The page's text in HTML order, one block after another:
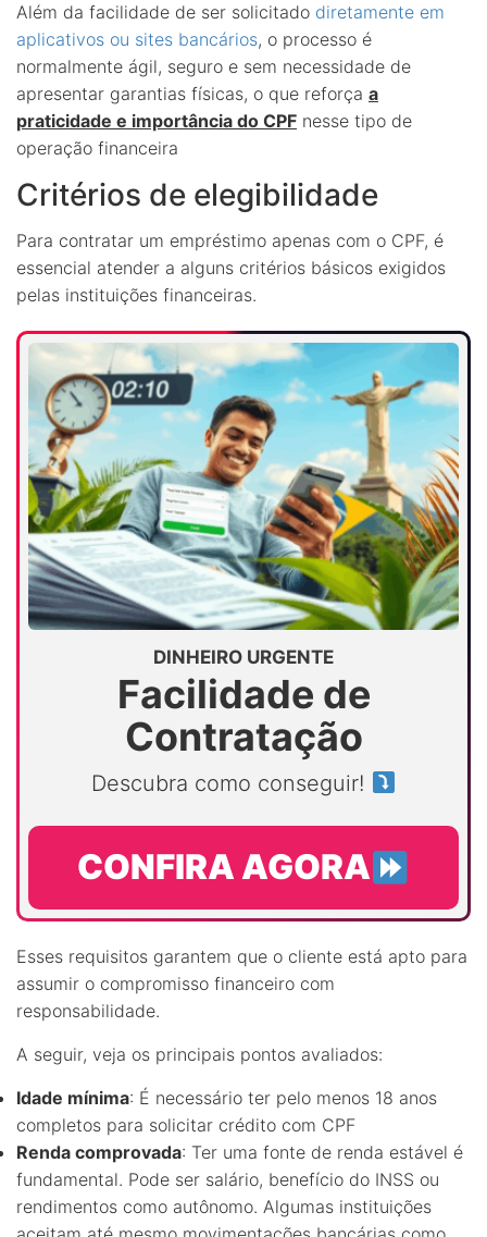
Além da facilidade de ser solicitado diretamente em
aplicativos ou sites bancários, o processo é
normalmente ágil, seguro e sem necessidade de
apresentar garantias físicas, o que reforça a
praticidade e importância do CPF nesse tipo de
operação financeira
Critérios de elegibilidade
Para contratar um empréstimo apenas com o CPF, é
essencial atender a alguns critérios básicos exigidos
pelas instituições financeiras.
DINHEIRO URGENTE
Facilidade de
Contratação
Descubra como conseguir!
CONFIRA AGORA
Esses requisitos garantem que o cliente está apto para
assumir o compromisso financeiro com
responsabilidade.
A seguir, veja os principais pontos avaliados:
Idade mínima: É necessário ter pelo menos 18 anos
completos para solicitar crédito com CPF
Renda comprovada: Ter uma fonte de renda estável é
fundamental. Pode ser salário, benefício do INSS ou
rendimentos como autônomo. Algumas instituições